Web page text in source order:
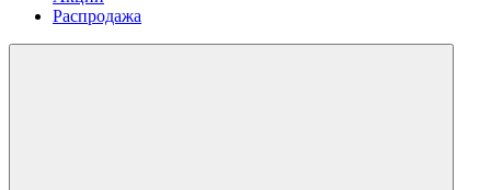
Распродажа